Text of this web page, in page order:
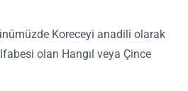
Koreceyi anadili olarak
olan Hangıl veya Çince